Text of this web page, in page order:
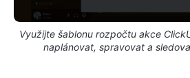
Využijte šablonu rozpočtu akce
naplánovat, spravovat a